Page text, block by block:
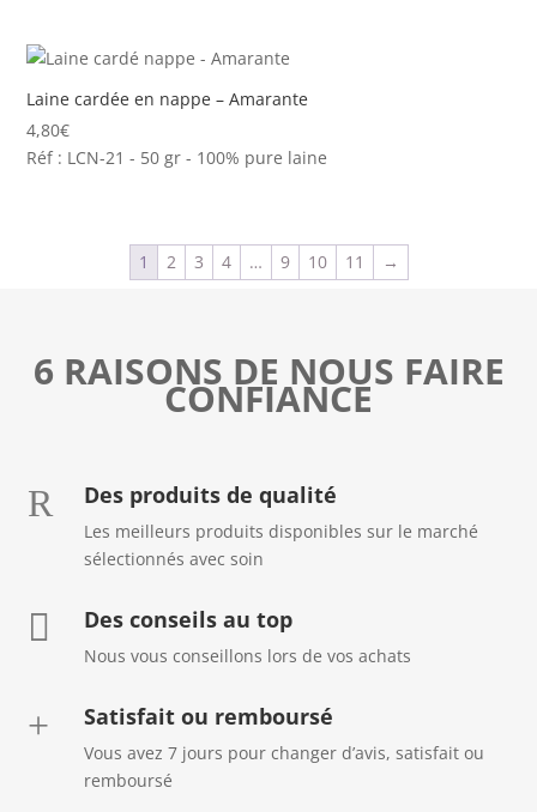
Laine cardée en nappe – Amarante
4,80€
Réf : LCN-21 - 50 gr - 100% pure laine
1 2 3 4 … 9 10 11 →
6 RAISONS DE NOUS FAIRE
CONFIANCE
R Des produits de qualité
Les meilleurs produits disponibles sur le marché
sélectionnés avec soin
 Des conseils au top
Nous vous conseillons lors de vos achats
+ Satisfait ou remboursé
Vous avez 7 jours pour changer d’avis, satisfait ou
remboursé